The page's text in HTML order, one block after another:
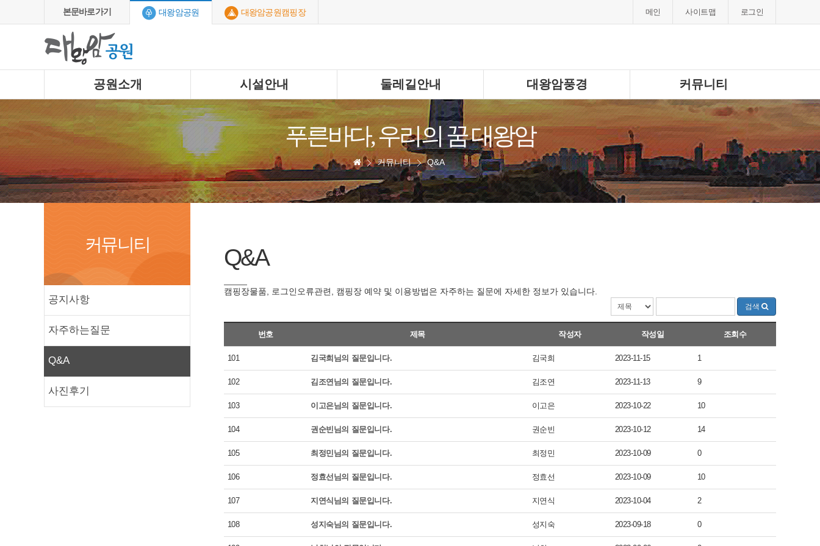
본문바로가기 대왕암공원 대왕암공원캠핑장 메인 사이트맵 로그인
공원소개 시설안내 둘레길안내 대왕암풍경 커뮤니티
푸른바다, 우리의 꿈 대왕암
커뮤니티 Q&A
커뮤니티
공지사항
자주하는질문
Q&A
사진후기
Q&A
캠핑장물품, 로그인오류관련, 캠핑장 예약 및 이용방법은 자주하는 질문에 자세한 정보가 있습니다.
검색
번호 제목 작성자 작성일 조회수
101 김국희님의 질문입니다. 김국희 2023-11-15 1
102 김조연님의 질문입니다. 김조연 2023-11-13 9
103 이고은님의 질문입니다. 이고은 2023-10-22 10
104 권순빈님의 질문입니다. 권순빈 2023-10-12 14
105 최정민님의 질문입니다. 최정민 2023-10-09 0
106 정효선님의 질문입니다. 정효선 2023-10-09 10
107 지연식님의 질문입니다. 지연식 2023-10-04 2
108 성지숙님의 질문입니다. 성지숙 2023-09-18 0